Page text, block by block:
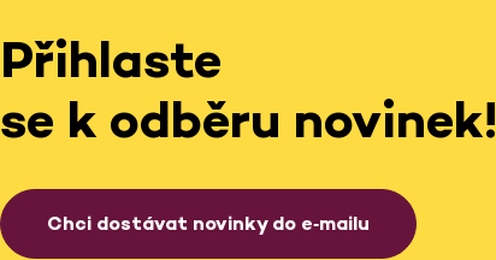
Přihlaste
se k odběru novinek!
Chci dostávat novinky do e‑mailu